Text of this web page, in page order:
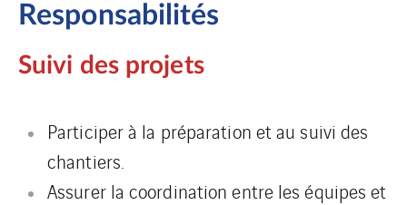
Responsabilités
Suivi des projets
Participer à la préparation et au suivi des
chantiers.
Assurer la coordination entre les équipes et